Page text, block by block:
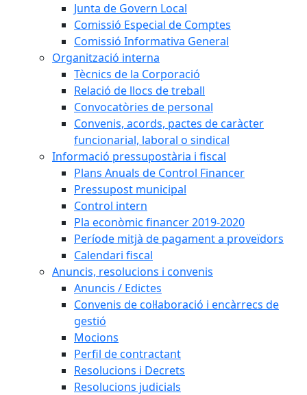
Junta de Govern Local
Comissió Especial de Comptes
Comissió Informativa General
Organització interna
Tècnics de la Corporació
Relació de llocs de treball
Convocatòries de personal
Convenis, acords, pactes de caràcter
funcionarial, laboral o sindical
Informació pressupostària i fiscal
Plans Anuals de Control Financer
Pressupost municipal
Control intern
Pla econòmic financer 2019-2020
Període mitjà de pagament a proveïdors
Calendari fiscal
Anuncis, resolucions i convenis
Anuncis / Edictes
Convenis de col·laboració i encàrrecs de
gestió
Mocions
Perfil de contractant
Resolucions i Decrets
Resolucions judicials